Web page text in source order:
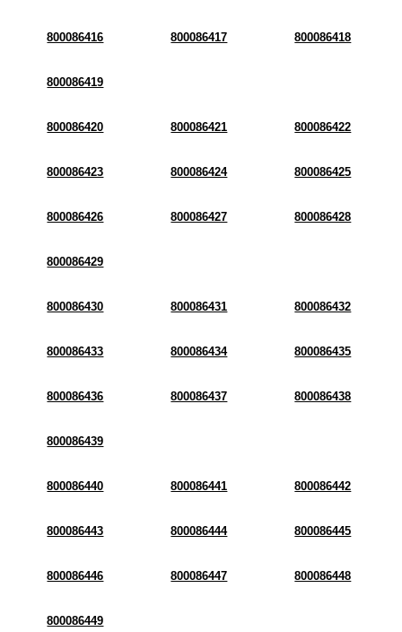
800086416 800086417 800086418
800086419
800086420 800086421 800086422
800086423 800086424 800086425
800086426 800086427 800086428
800086429
800086430 800086431 800086432
800086433 800086434 800086435
800086436 800086437 800086438
800086439
800086440 800086441 800086442
800086443 800086444 800086445
800086446 800086447 800086448
800086449